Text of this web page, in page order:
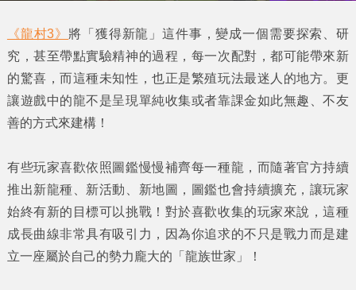
《龍村3》 將「獲得新龍」這件事，變成一個需要探索、研
究，甚至帶點實驗精神的過程，每一次配對，都可能帶來新
的驚喜，而這種未知性，也正是繁殖玩法最迷人的地方。更
讓遊戲中的龍不是呈現單純收集或者靠課金如此無趣、不友
善的方式來建構！
有些玩家喜歡依照圖鑑慢慢補齊每一種龍，而隨著官方持續
推出新龍種、新活動、新地圖，圖鑑也會持續擴充，讓玩家
始終有新的目標可以挑戰！對於喜歡收集的玩家來說，這種
成長曲線非常具有吸引力，因為你追求的不只是戰力而是建
立一座屬於自己的勢力龐大的「龍族世家」！